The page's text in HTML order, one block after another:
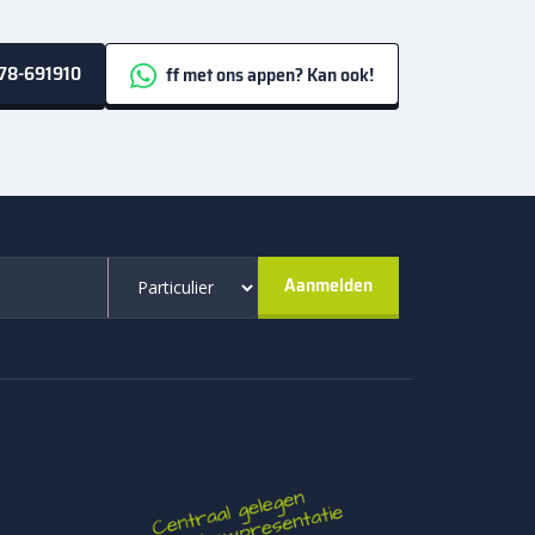
terwijl de basis rustig blijft. Wil je breder kijken
massief keramiek 3 cm tegel
maar leggen minder duidelijk uit waarom deze
de tegel. Een rechthoekig formaat geeft meer
lijken of een terras meer diepte geven. Zeker
standaard en krijgt meer karakter, zonder
je prettig over loopt, zonder steeds veel tijd
691910 ff met ons appen? Kan ook!